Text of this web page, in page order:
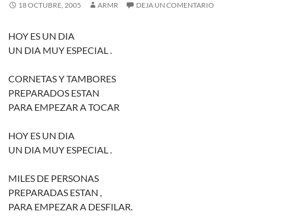
18 OCTUBRE, 2005 ARMR DEJA UN COMENTARIO
HOY ES UN DIA
UN DIA MUY ESPECIAL .
CORNETAS Y TAMBORES
PREPARADOS ESTAN
PARA EMPEZAR A TOCAR
HOY ES UN DIA
UN DIA MUY ESPECIAL .
MILES DE PERSONAS
PREPARADAS ESTAN ,
PARA EMPEZAR A DESFILAR.